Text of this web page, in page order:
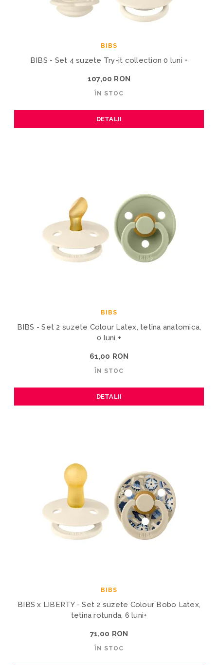
BIBS
BIBS - Set 4 suzete Try-it collection 0 luni +
107,00 RON
ÎN STOC
DETALII
BIBS
BIBS - Set 2 suzete Colour Latex, tetina anatomica,
0 luni +
61,00 RON
ÎN STOC
DETALII
BIBS
BIBS x LIBERTY - Set 2 suzete Colour Bobo Latex,
tetina rotunda, 6 luni+
71,00 RON
ÎN STOC